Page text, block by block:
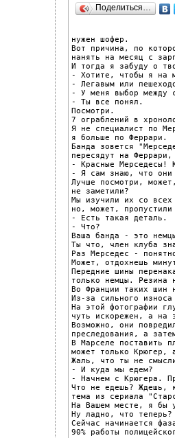
Поделиться…
нужен шофер.
Вот причина, по
нанять на месяц с
И тогда я забуду о
- Хотите, чтобы я на
- Легавым или
- У меня выбор между
- Ты все понял.
Посмотри.
7 ограблений в
Я не специалист по
я больше по Феррари.
Банда зовется
пересядут на
- Красные Мерседесы!
- Я сам знаю, что они
Лучше посмотри,
не заметили?
Мы изучили их со всех
но, может,
- Есть такая деталь.
- Что?
Ваша банда - это
Ты что, член клуба
Раз Мерседес -
Может, отдохнешь
Передние шины
только немцы. Резина
Во Франции таких шин
Из-за сильного
На этой фотографии
чуть искорежен, а на
Возможно, они
преследования, а
В Марселе поставить
может только Крюгер,
Жаль, что ты не
- И куда мы едем?
- Начнем с Крюгера.
Что не едешь? Ждешь,
тема из сериала
На Вашем месте, я бы
Ну ладно, что теперь?
Сейчас начинается
90% работы